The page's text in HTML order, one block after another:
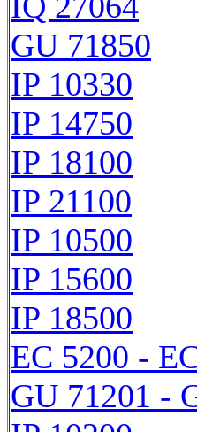
GU 71850
IP 10330
IP 14750
IP 18100
IP 21100
IP 10500
IP 15600
IP 18500
EC 5200 -
GU 71201 -